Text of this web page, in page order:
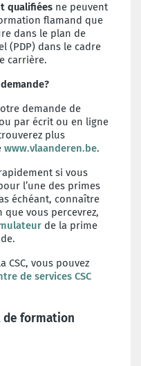
qualifiées ne peuvent
flamand que
dans le plan de
(PDP) dans le cadre
carrière.
demande de
par écrit ou en ligne
plus
www.vlaanderen.be.
si vous
l’une des primes
échéant, connaître
que vous percevrez,
de la prime
CSC, vous pouvez
de services CSC
de formation